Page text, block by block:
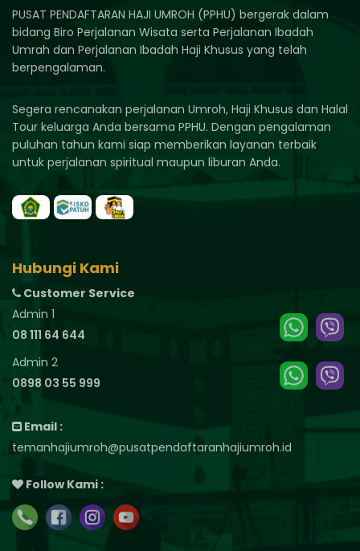
PUSAT PENDAFTARAN HAJI UMROH (PPHU) bergerak dalam
bidang Biro Perjalanan Wisata serta Perjalanan Ibadah
Umrah dan Perjalanan Ibadah Haji Khusus yang telah
berpengalaman.
Segera rencanakan perjalanan Umroh, Haji Khusus dan Halal
Tour keluarga Anda bersama PPHU. Dengan pengalaman
puluhan tahun kami siap memberikan layanan terbaik
untuk perjalanan spiritual maupun liburan Anda.
Hubungi Kami
Customer Service
Admin 1
08 111 64 644
Admin 2
0898 03 55 999
Email :
temanhajiumroh@pusatpendaftaranhajiumroh.id
Follow Kami :